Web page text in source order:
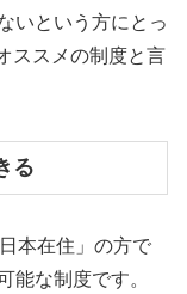
いという方にとっ
ススメの制度と言
る
本在住」の方で
能な制度です。